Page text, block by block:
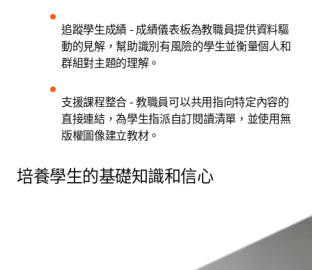
追蹤學生成績 - 成績儀表板為教職員提供資料驅
動的見解，幫助識別有風險的學生並衡量個人和
群組對主題的理解。
支援課程整合 - 教職員可以共用指向特定內容的
直接連結，為學生指派自訂閱讀清單，並使用無
版權圖像建立教材。
培養學生的基礎知識和信心